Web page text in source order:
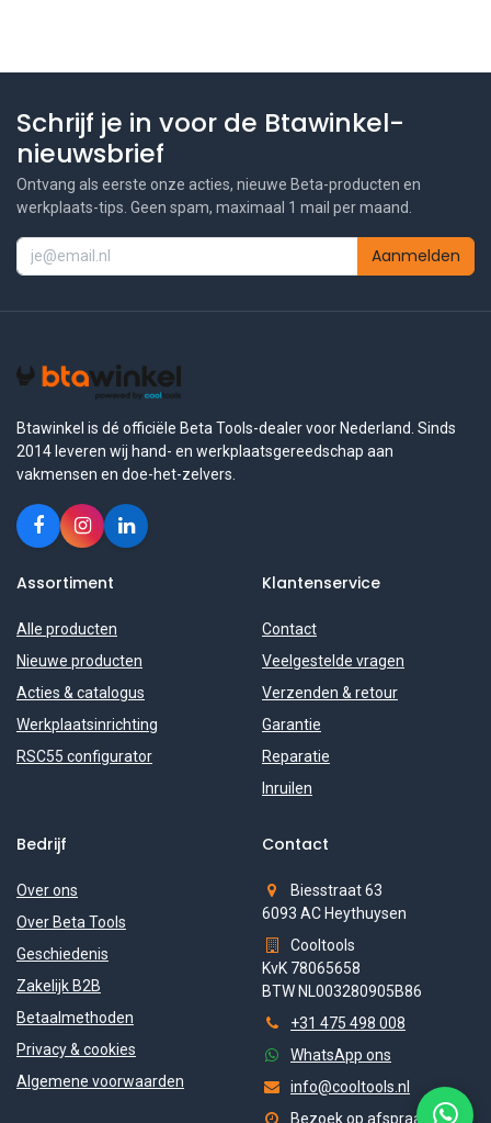
Schrijf je in voor de Btawinkel-
nieuwsbrief
Ontvang als eerste onze acties, nieuwe Beta-producten en
werkplaats-tips. Geen spam, maximaal 1 mail per maand.
Aanmelden
Btawinkel is dé officiële Beta Tools-dealer voor Nederland. Sinds
2014 leveren wij hand- en werkplaatsgereedschap aan
vakmensen en doe-het-zelvers.
Assortiment
Alle producten
Nieuwe producten
Acties & catalogus
Werkplaatsinrichting
RSC55 configurator
Klantenservice
Contact
Veelgestelde vragen
Verzenden & retour
Garantie
Reparatie
Inruilen
Bedrijf
Over ons
Over Beta Tools
Geschiedenis
Zakelijk B2B
Betaalmethoden
Privacy & cookies
Algemene voorwaarden
Contact
Biesstraat 63
6093 AC Heythuysen
Cooltools
KvK 78065658
BTW NL003280905B86
+31 475 498 008
WhatsApp ons
info@cooltools.nl
Bezoek op afspraak (ma-